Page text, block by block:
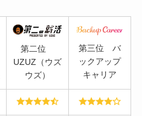
第二位
UZUZ（ウズ
ウズ）
第三位 バ
ックアップ
キャリア